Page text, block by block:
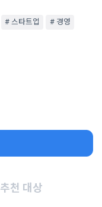
# 스타트업
# 경영
추천 대상